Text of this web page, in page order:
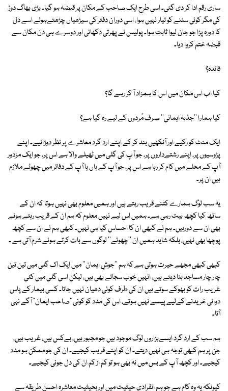
ساری رقم ادا کر دی گئی۔ اسی طرح ایک صاحب کے مکان پر قبضہ ہو گیا۔ بڑی بھاگ دوڑ
کی مگر کوئی سننے کو تیار نہیں ہوا، اسی دوران دفتر کی سیڑھیاں چڑھتےہوئے اسے دل
کا دورہ پڑا جو جان لیوا ثابت ہوا۔ پولیس نے پھرتی دکھائی اور دوسرے ہی دن مکان سے
قبضہ ختم کروا دیا۔
فائدہ؟
کیا اب اس مکان میں اس کا ہمزاد آ کر رہے گا؟
کیا ہمارا ''جذبہ ایمانی'' صرف مُردوں کے لیے رہ گیا ہے؟
ایک منٹ کو رکیے اور آنکھیں بند کر کے اپنے ارد گرد معاشرے پر نظر دوڑائیے۔ اپنے
پڑوسیوں پر، اپنے رشتےداروں پر، جو آپ کی گلی میں ٹھیلے والا ہے اس پر، جو ایک مزدور
آپ کے محلے میں کام کر رہا ہے اس پر، جو آپ کے ہاں یا آپ کے دفاتر میں چھوٹے ملازم
ہیں ان پر۔
یہ سب لوگ ہمارے کتنے قریب رہتے ہیں اور ہمیں معلوم بھی نہیں ہوتا کہ ان کے
ساتھ کیا کچھ بیت رہی ہے۔ ہمیں اس لیے نہیں معلوم کہ ہم ان کے قریب رہتے ہوئے
بھی ان سے دورہیں۔ ہم نے کبھی ان کا احساس کیا ہی نہیں۔ کبھی ہم نے ان سے کچھ
پوچھا بھی نہیں، بلکہ شاید ہمیں ان ''چھوٹے'' لوگوں سے بات کرتے ہوئے شرم آتی ہے ۔
کبھی کبھی مجھے حیرت ہوتی ہے کہ ہم ''جوشِ ایمان'' میں ایک اک گلی میں تین تین
چار چار مساجد بنا دیتے ہیں، انہیں خوب سجاتے بھی ہیں، لیکن اسی گلی میں کئی
غریب رات کو بھوکے سوتے ہیں ان کی طرف کوئی دھیان نہیں جاتا۔ کسی بیمار کے پاس
دوائی خریدنے کےلیے پیسے نہیں ہوتے، اس کی مدد کو کوئی "صاحب ایمان" آگے نہی
آتا۔
ہم سب کے ارد گرد ایسےہزاروں لوگ موجود ہیں جو مجبور ہیں، بےکس ہیں، غریب ہیں،
جن پر ہم کبھی توجہ ہی نہیں دیتے۔ ان کو اپنے قریب کیجیے۔ ان کی جو ممکن ہو مدد
کیجیے۔ اور کچھ آپ کے بس میں نہ بھی ہو تو کم از کم ان کی دل جوئی کیجیے۔
کیونکہ یہ وہ کام ہے جو ہم انفرادی حیثیت میں اور بحیثیت معاشرہ احسن طریقہ سے